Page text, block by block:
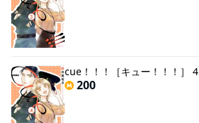
cue！！！［キュー！！！］ 4
200